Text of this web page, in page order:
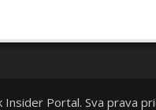
Portal. Sva prava